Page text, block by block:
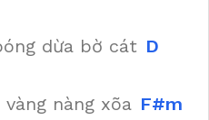
dừa bờ cát D
vàng nàng xõa F#m